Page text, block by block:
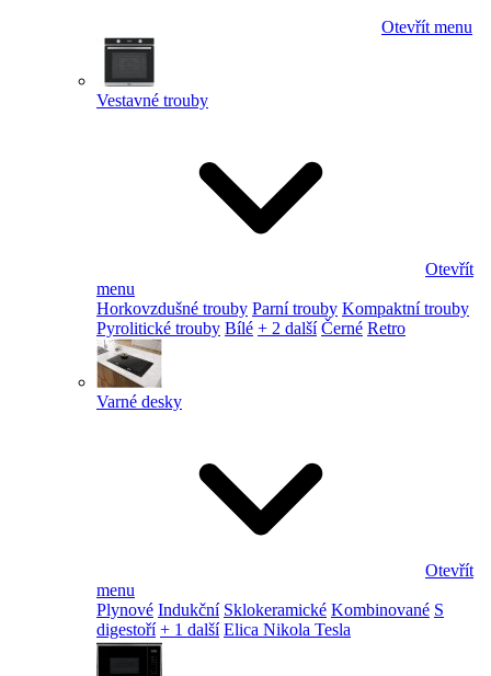
Otevřít menu
Vestavné trouby
Otevřít
menu
Horkovzdušné trouby Parní trouby Kompaktní trouby
Pyrolitické trouby Bílé + 2 další Černé Retro
Varné desky
Otevřít
menu
Plynové Indukční Sklokeramické Kombinované S
digestoří + 1 další Elica Nikola Tesla